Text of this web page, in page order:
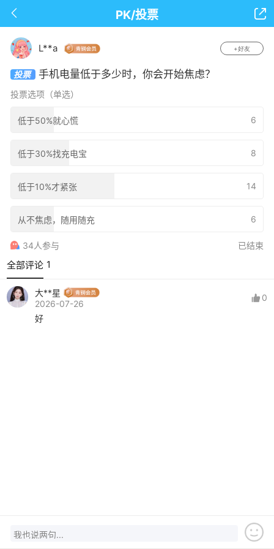
 PK/投票
下拉可以刷新
L**a +好友
投票 手机电量低于多少时，你会开始焦虑？
投票选项（单选）
低于50%就心慌 6
低于30%找充电宝 8
低于10%才紧张 14
从不焦虑，随用随充 6
34人参与 已结束
全部评论 1
大**星
2026-07-26
0
好
我也说两句...